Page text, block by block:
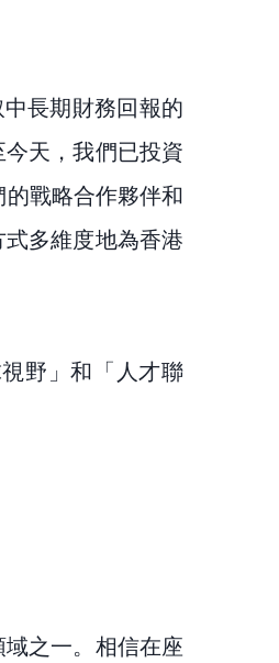
長期財務回報的
天，我們已投資
戰略合作夥伴和
多維度地為香港
野」和「人才聯
之一。相信在座